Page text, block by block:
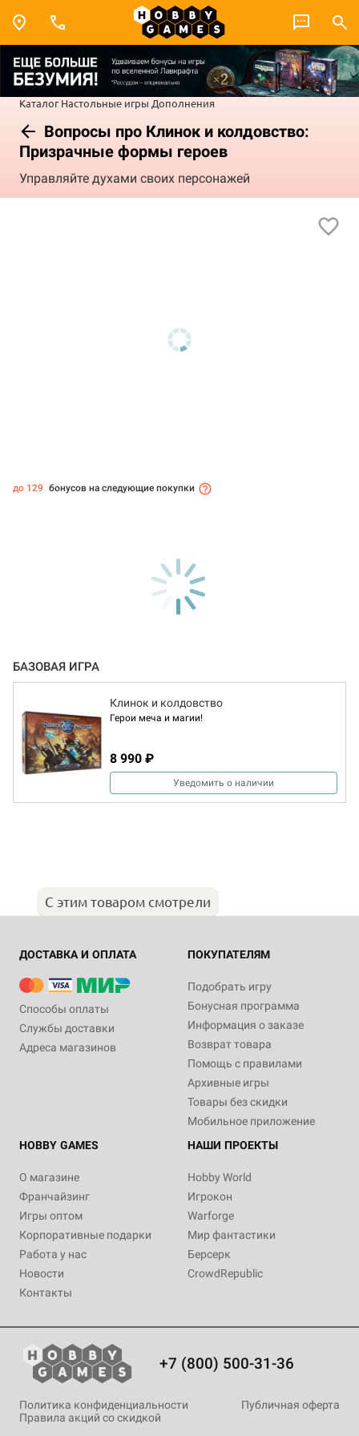
Каталог Настольные игры Дополнения
Вопросы про Клинок и колдовство:
Призрачные формы героев
Управляйте духами своих персонажей
до 129 бонусов на следующие покупки
БАЗОВАЯ ИГРА
Клинок и колдовство
Герои меча и магии!
8 990 ₽
Уведомить о наличии
С этим товаром смотрели
ДОСТАВКА И ОПЛАТА
Способы оплаты
Службы доставки
Адреса магазинов
ПОКУПАТЕЛЯМ
Подобрать игру
Бонусная программа
Информация о заказе
Возврат товара
Помощь с правилами
Архивные игры
Товары без скидки
Мобильное приложение
HOBBY GAMES
О магазине
Франчайзинг
Игры оптом
Корпоративные подарки
Работа у нас
Новости
Контакты
НАШИ ПРОЕКТЫ
Hobby World
Игрокон
Warforge
Мир фантастики
Берсерк
CrowdRepublic
+7 (800) 500-31-36
Политика конфиденциальности
Публичная оферта
Правила акций со скидкой